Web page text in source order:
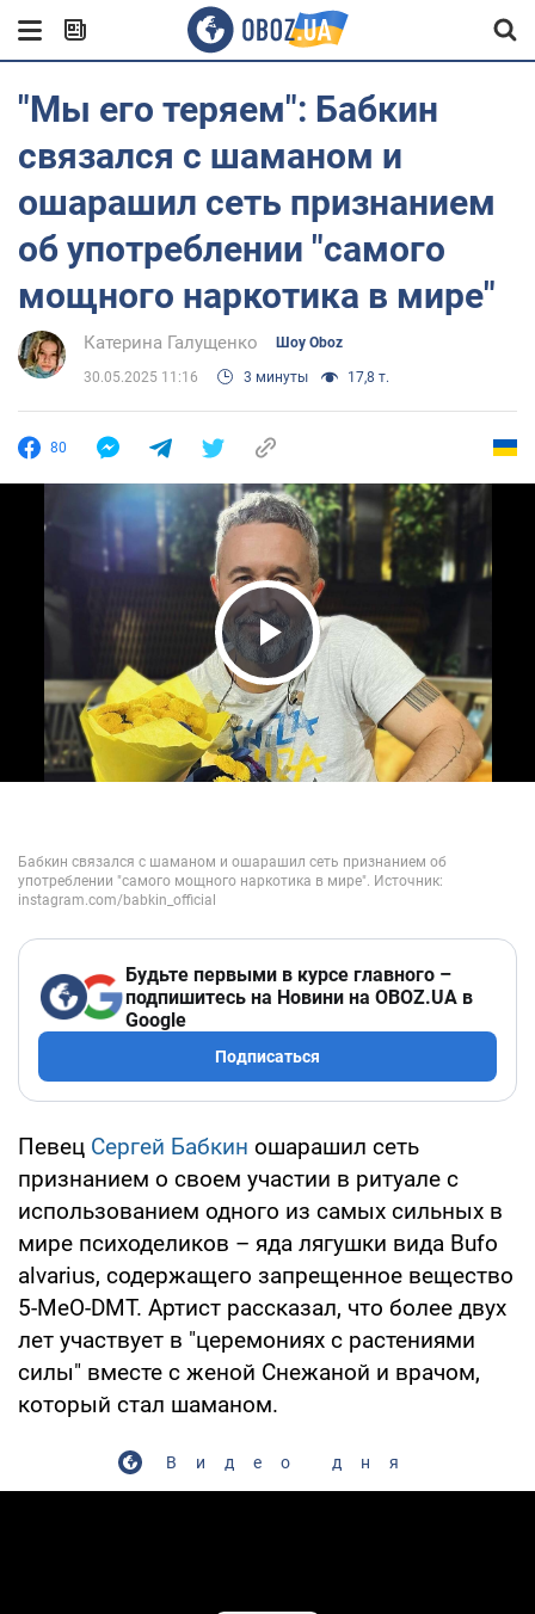
"Мы его теряем": Бабкин
связался с шаманом и
ошарашил сеть признанием
об употреблении "самого
мощного наркотика в мире"
Катерина Галущенко Шоу Oboz
30.05.2025 11:16 3 минуты 17,8 т.
80
Play Video
Будьте первыми в курсе главного –
подпишитесь на Новини на OBOZ.UA в
Google
Подписаться
Певец Сергей Бабкин ошарашил сеть
признанием о своем участии в ритуале с
использованием одного из самых сильных в
мире психоделиков – яда лягушки вида Bufo
alvarius, содержащего запрещенное вещество
5-MeO-DMT. Артист рассказал, что более двух
лет участвует в "церемониях с растениями
силы" вместе с женой Снежаной и врачом,
который стал шаманом.
Видео дня